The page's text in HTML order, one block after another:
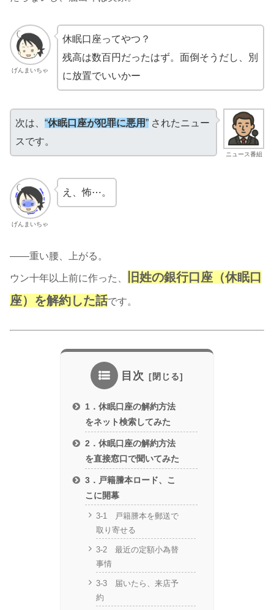
げんまいちゃ
休眠口座ってやつ？
残高は数百円だったはず。面倒そうだし、別
に放置でいいかー
ニュース番組
次は、 “休眠口座が犯罪に悪用” されたニュー
スです。
げんまいちゃ
え、怖⋯。
——重い腰、上がる。
ウン十年以上前に作った、
旧姓の銀行口座（休眠口
座）を解約した話です。
目次
1．休眠口座の解約方法
をネット検索してみた
2．休眠口座の解約方法
を直接窓口で聞いてみた
3．戸籍謄本ロード、こ
こに開幕
3-1 戸籍謄本を郵送で
取り寄せる
3-2 最近の定額小為替
事情
3-3 届いたら、来店予
約